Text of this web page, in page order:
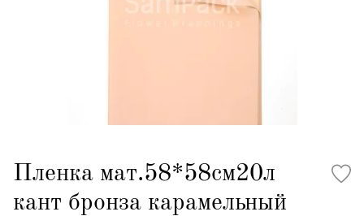
Пленка мат.58*58см20л
кант бронза карамельный